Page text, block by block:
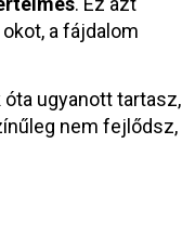
a fájdalom
óta ugyanott tartasz,
nem fejlődsz,